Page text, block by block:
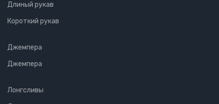
Длиный рукав
Короткий рукав
Джемпера
Джемпера
Лонгсливы